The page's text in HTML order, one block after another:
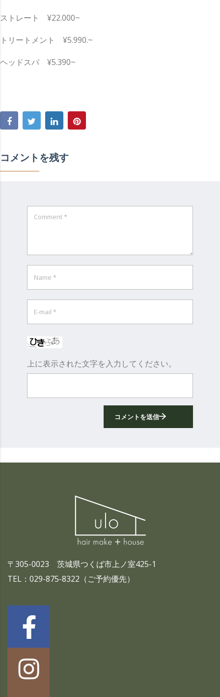
ストレート ¥22.000~
トリートメント ¥5.990.~
ヘッドスパ ¥5.390~
コメントを残す
上に表示された文字を入力してください。
コメントを送信
〒305-0023 茨城県つくば市上ノ室425-1
TEL：029-875-8322（ご予約優先）